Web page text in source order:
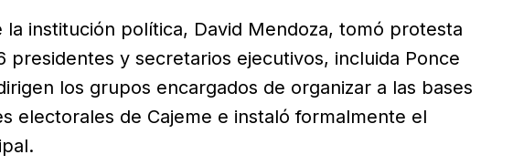
la institución política, David Mendoza, tomó protesta
presidentes y secretarios ejecutivos, incluida Ponce
los grupos encargados de organizar a las bases
electorales de Cajeme e instaló formalmente el